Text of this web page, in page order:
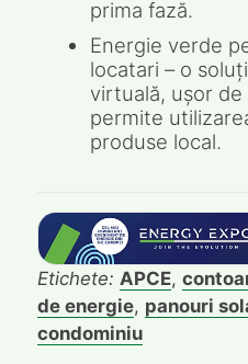
prima fază.
Energie verde
locatari – o
virtuală, ușor
permite
produse local.
Etichete: APCE,
de energie, panouri
condominiu